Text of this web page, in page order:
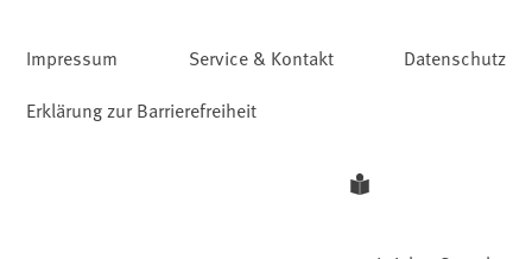
Impressum Service & Kontakt
Datenschutz
Erklärung zur Barrierefreiheit